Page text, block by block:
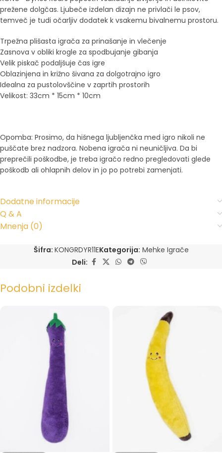
prežene dolgčas. Ljubeče izdelan dizajn ne privlači le psov,
temveč je tudi očarljiv dodatek k vsakemu bivalnemu prostoru.
Trpežna plišasta igrača za prinašanje in vlečenje
Zasnova v obliki krogle za spodbujanje gibanja
Velik piskač podaljšuje čas igre
Oblazinjena in križno šivana za dolgotrajno igro
Idealna za pustolovščine v zaprtih prostorih
Velikost: 33cm * 15cm * 10cm
Opomba: Prosimo, da hišnega ljubljenčka med igro nikoli ne
puščate brez nadzora. Nobena igrača ni neuničljiva. Da bi
preprečili poškodbe, je treba igračo redno pregledovati glede
poškodb ali ohlapnih delov in jo po potrebi zamenjati.
Dodatne informacije
Q & A
Mnenja (0)
Šifra: KONGRDYR11EKategorija: Mehke Igrače
Deli:
Podobni izdelki